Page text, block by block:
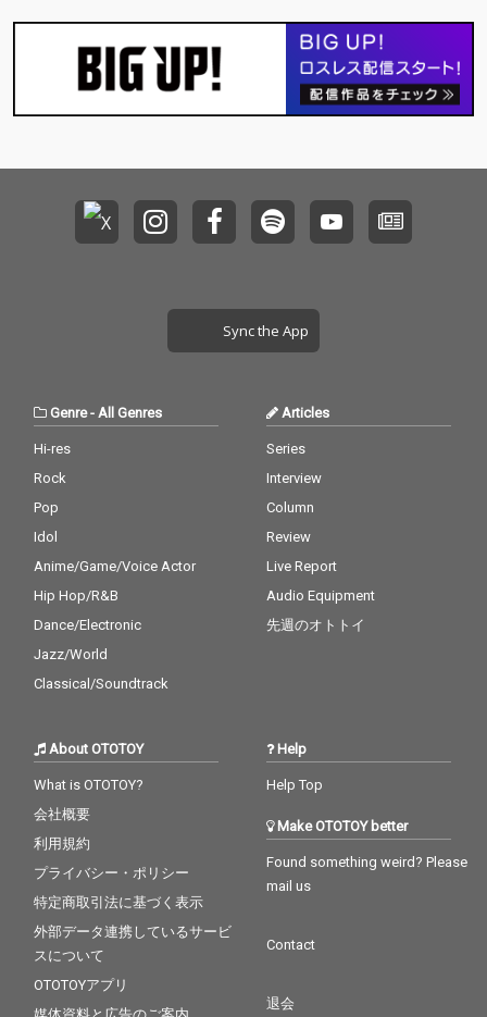
Sync the App
Genre- All Genres
Hi-res
Rock
Pop
Idol
Anime/Game/Voice Actor
Hip Hop/R&B
Dance/Electronic
Jazz/World
Classical/Soundtrack
Articles
Series
Interview
Column
Review
Live Report
Audio Equipment
先週のオトトイ
About OTOTOY
What is OTOTOY?
会社概要
利用規約
プライバシー・ポリシー
特定商取引法に基づく表示
外部データ連携しているサービ
スについて
OTOTOYアプリ
Help
Help Top
Make OTOTOY better
Found something weird? Please
mail us
Contact
退会